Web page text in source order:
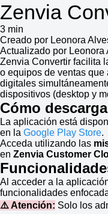
Zenvia
3 min
Creado por Leonora
Actualizado por Leonora
Zenvia Convertir facilita
o equipos de ventas
digitales
dispositivos (desktop y
Cómo
La aplicación está
en la Google Play Store.
Acceda utilizando las
en Zenvia Customer
Al acceder a la
funcionalidades
⚠️ Atención: Solo los